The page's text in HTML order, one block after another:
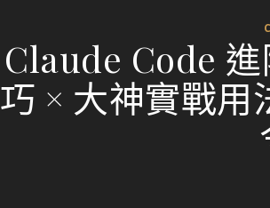
Claude Code
巧 × 大神實戰用